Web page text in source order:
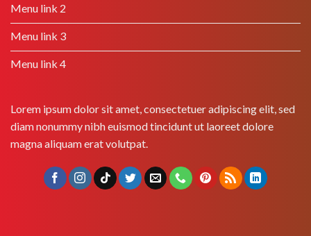
Menu link 2
Menu link 3
Menu link 4
Lorem ipsum dolor sit amet, consectetuer adipiscing elit, sed
diam nonummy nibh euismod tincidunt ut laoreet dolore
magna aliquam erat volutpat.